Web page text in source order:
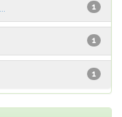
1
1
1